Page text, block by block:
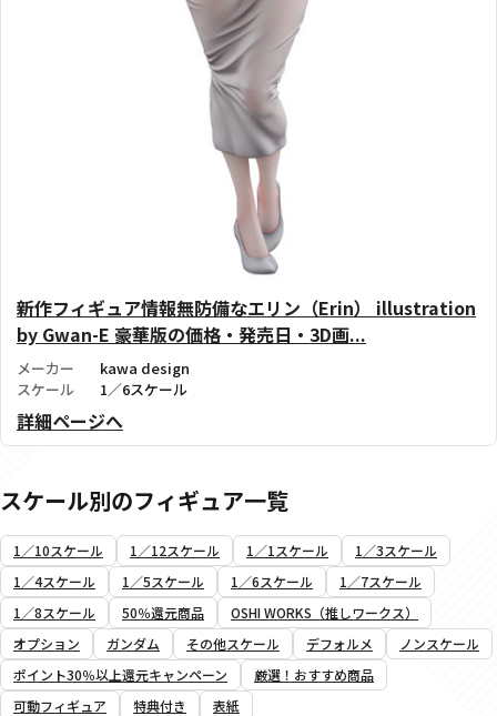
新作フィギュア情報無防備なエリン（Erin） illustration
by Gwan-E 豪華版の価格・発売日・3D画...
メーカー
kawa design
スケール
1／6スケール
詳細ページへ
スケール別のフィギュア一覧
1／10スケール 1／12スケール 1／1スケール
1／3スケール
1／4スケール
1／5スケール 1／6スケール
1／7スケール
1／8スケール
50％還元商品
OSHI WORKS（推しワークス）
オプション
ガンダム その他スケール デフォルメ
ノンスケール
ポイント30％以上還元キャンペーン
厳選！おすすめ商品
可動フィギュア
特典付き 表紙